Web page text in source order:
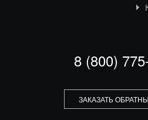
8 (800)
ЗАКАЗАТЬ